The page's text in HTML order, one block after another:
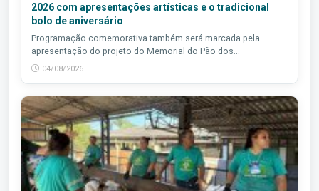
2026 com apresentações artísticas e o tradicional
bolo de aniversário
Programação comemorativa também será marcada pela
apresentação do projeto do Memorial do Pão dos...
04/08/2026